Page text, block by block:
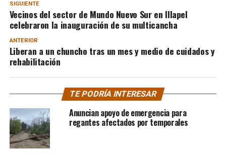
SIGUIENTE
Vecinos del sector de Mundo Nuevo Sur en Illapel
celebraron la inauguración de su multicancha
ANTERIOR
Liberan a un chuncho tras un mes y medio de cuidados y
rehabilitación
TE PODRÍA INTERESAR
Anuncian apoyo de emergencia para
regantes afectados por temporales